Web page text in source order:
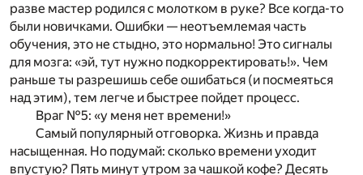
разве мастер родился с молотком в руке? Все когда-то
были новичками. Ошибки — неотъемлемая часть
обучения, это не стыдно, это нормально! Это сигналы
для мозга: «эй, тут нужно подкорректировать!». Чем
раньше ты разрешишь себе ошибаться (и посмеяться
над этим), тем легче и быстрее пойдет процесс.
Враг №5: «у меня нет времени!»
Самый популярный отговорка. Жизнь и правда
насыщенная. Но подумай: сколько времени уходит
впустую? Пять минут утром за чашкой кофе? Десять